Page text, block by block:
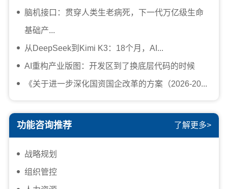
脑机接口：贯穿人类生老病死，下一代万亿级生命
基础产...
从DeepSeek到Kimi K3：18个月，AI...
AI重构产业版图：开发区到了换底层代码的时候
《关于进一步深化国资国企改革的方案（2026-20...
功能咨询推荐 了解更多>
战略规划
组织管控